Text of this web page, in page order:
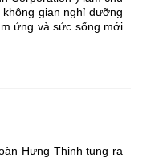
gian nghỉ dưỡng
ứng và sức sống mới
Hưng Thịnh tung ra